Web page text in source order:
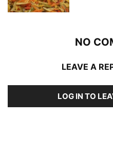
NO
LEAVE A
LOG IN TO